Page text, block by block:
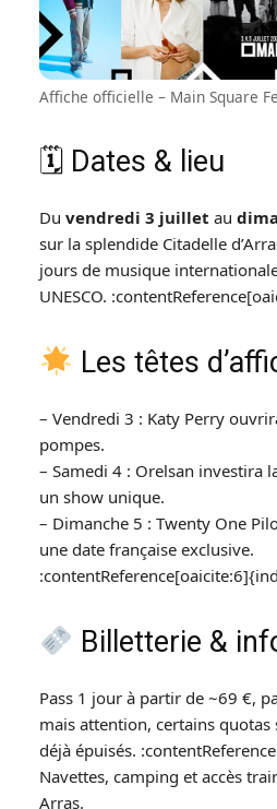
Affiche officielle – Main Square
🗓 Dates & lieu
Du vendredi 3 juillet au
sur la splendide Citadelle
jours de musique
UNESCO.
Les têtes
– Vendredi 3 : Katy Perry
pompes.
– Samedi 4 : Orelsan investira
un show unique.
– Dimanche 5 : Twenty One
une date française exclusive.
Billetterie &
Pass 1 jour à partir de ~69 €,
mais attention, certains
déjà épuisés.
Navettes, camping et accès
Arras.